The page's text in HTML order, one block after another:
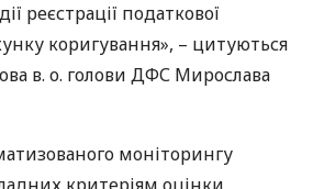
реєстрації податкової
коригування», – цитуються
в. о. голови ДФС Мирослава
моніторингу